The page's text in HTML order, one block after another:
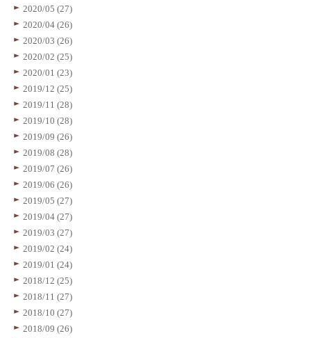
2020/05 (27)
2020/04 (26)
2020/03 (26)
2020/02 (25)
2020/01 (23)
2019/12 (25)
2019/11 (28)
2019/10 (28)
2019/09 (26)
2019/08 (28)
2019/07 (26)
2019/06 (26)
2019/05 (27)
2019/04 (27)
2019/03 (27)
2019/02 (24)
2019/01 (24)
2018/12 (25)
2018/11 (27)
2018/10 (27)
2018/09 (26)